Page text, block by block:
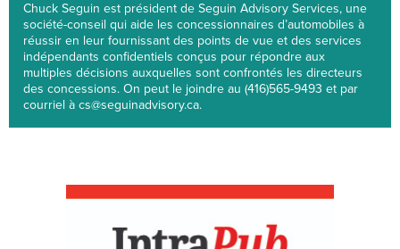
Chuck Seguin est président de Seguin Advisory Services, une
société-conseil qui aide les concessionnaires d’automobiles à
réussir en leur fournissant des points de vue et des services
indépendants confidentiels conçus pour répondre aux
multiples décisions auxquelles sont confrontés les directeurs
des concessions. On peut le joindre au (416)565-9493 et par
courriel à cs@seguinadvisory.ca.